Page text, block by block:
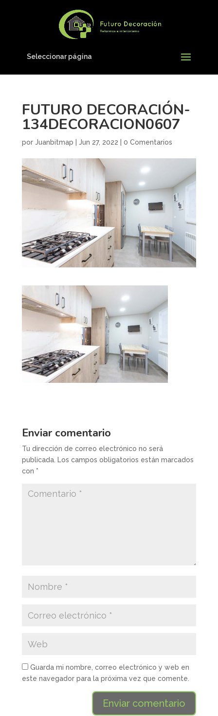
Seleccionar página
FUTURO DECORACIÓN-
134DECORACION0607
por Juanbitmap Jun 27, 2022 0 Comentarios
Enviar comentario
Tu dirección de correo electrónico no será
publicada. Los campos obligatorios están marcados
con *
Guarda mi nombre, correo electrónico y web en
este navegador para la próxima vez que comente.